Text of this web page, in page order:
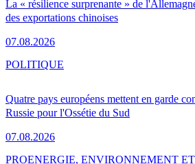
La « résilience surprenante » de
des exportations chinoises
07.08.2026
Quatre pays européens mettent en garde
Russie pour l'Ossétie du Sud
07.08.2026
POLITIQUE
PROENERGIE, ENVIRONNEMENT